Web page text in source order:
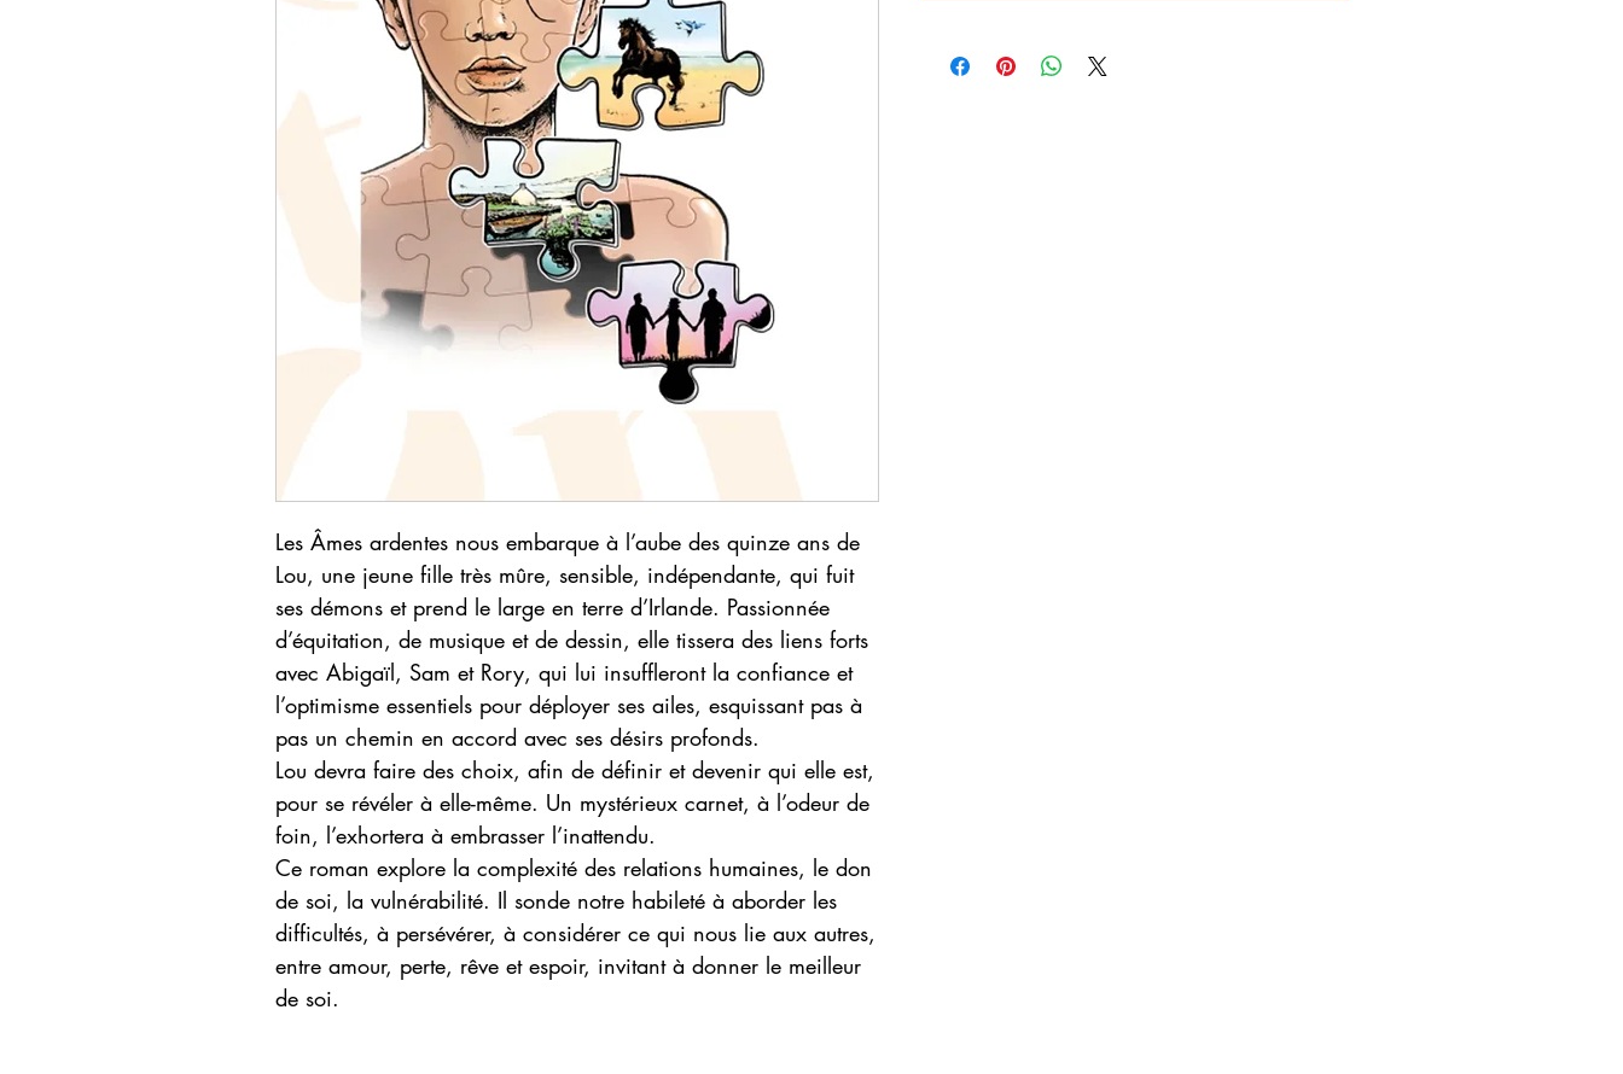
Les Âmes ardentes nous embarque à l’aube des quinze ans de
Lou, une jeune fille très mûre, sensible, indépendante, qui fuit
ses démons et prend le large en terre d’Irlande. Passionnée
d’équitation, de musique et de dessin, elle tissera des liens forts
avec Abigaïl, Sam et Rory, qui lui insuffleront la confiance et
l’optimisme essentiels pour déployer ses ailes, esquissant pas à
pas un chemin en accord avec ses désirs profonds.
Lou devra faire des choix, afin de définir et devenir qui elle est,
pour se révéler à elle-même. Un mystérieux carnet, à l’odeur de
foin, l’exhortera à embrasser l’inattendu.
Ce roman explore la complexité des relations humaines, le don
de soi, la vulnérabilité. Il sonde notre habileté à aborder les
difficultés, à persévérer, à considérer ce qui nous lie aux autres,
entre amour, perte, rêve et espoir, invitant à donner le meilleur
de soi.